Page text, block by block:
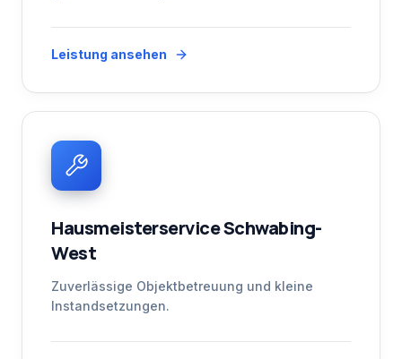
Leistung ansehen
Hausmeisterservice Schwabing-
West
Zuverlässige Objektbetreuung und kleine
Instandsetzungen.